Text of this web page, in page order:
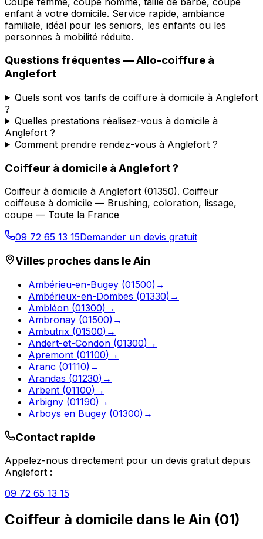
enfant à votre domicile. Service rapide, ambiance
familiale, idéal pour les seniors, les enfants ou les
personnes à mobilité réduite.
Questions fréquentes —Allo-coiffure à
Anglefort
Quels sont vos tarifs de coiffure à domicile à Anglefort
?
Quelles prestations réalisez-vous à domicile à
Anglefort ?
Comment prendre rendez-vous à Anglefort ?
Coiffeur à domicile à Anglefort?
Coiffeur à domicile à Anglefort (01350). Coiffeur
coiffeuse à domicile — Brushing, coloration, lissage,
coupe — Toute la France
09 72 65 13 15Demander un devis gratuit
Villes proches dans leAin
Ambérieu-en-Bugey (01500) →
Ambérieux-en-Dombes (01330) →
Ambléon (01300) →
Ambronay (01500) →
Ambutrix (01500) →
Andert-et-Condon (01300) →
Apremont (01100) →
Aranc (01110) →
Arandas (01230) →
Arbent (01100) →
Arbigny (01190) →
Arboys en Bugey (01300) →
Contact rapide
Appelez-nous directement pour un devis gratuit depuis
Anglefort :
09 72 65 13 15
Coiffeur à domicile dans le Ain (01)